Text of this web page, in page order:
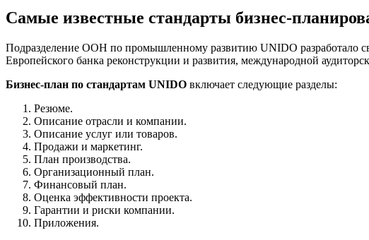
Самые известные стандарты бизнес-
Подразделение ООН по промышленному развитию UNIDO разработало
Европейского банка реконструкции и развития, международной
Бизнес-план по стандартам UNIDO включает следующие разделы:
Резюме.
Описание отрасли и компании.
Описание услуг или товаров.
Продажи и маркетинг.
План производства.
Организационный план.
Финансовый план.
Оценка эффективности проекта.
Гарантии и риски компании.
Приложения.